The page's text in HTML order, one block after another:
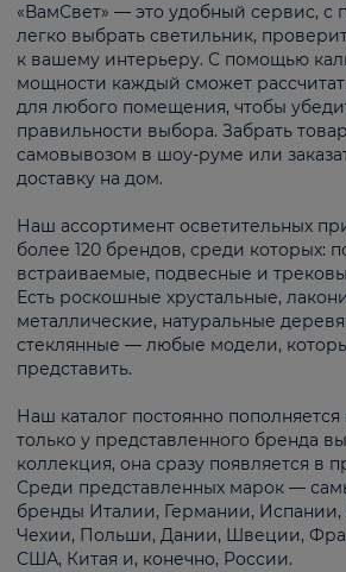
«ВамСвет» — это удобный сервис, с
легко выбрать светильник,
к вашему интерьеру. С помощью
мощности каждый сможет
для любого помещения, чтобы
правильности выбора. Забрать
самовывозом в шоу-руме или
доставку на дом.
Наш ассортимент осветительных
более 120 брендов, среди которых:
встраиваемые, подвесные и
Есть роскошные хрустальные,
металлические, натуральные
стеклянные — любые модели,
представить.
Наш каталог постоянно
только у представленного бренда
коллекция, она сразу появляется в
Среди представленных марок —
бренды Италии, Германии, Испании,
Чехии, Польши, Дании, Швеции,
США, Китая и, конечно, России.